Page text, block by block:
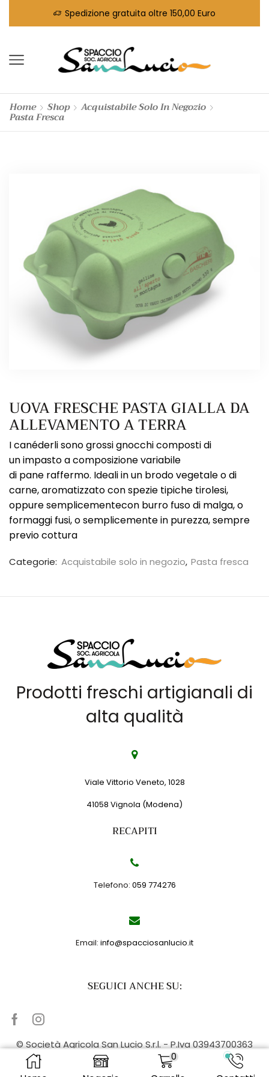
Spedizione gratuita oltre 150,00 Euro
Home Shop Acquistabile Solo In Negozio
Pasta Fresca
UOVA FRESCHE PASTA GIALLA DA
ALLEVAMENTO A TERRA
I canéderli sono grossi gnocchi composti di
un impasto a composizione variabile
di pane raffermo. Ideali in un brodo vegetale o di
carne, aromatizzato con spezie tipiche tirolesi,
oppure semplicementecon burro fuso di malga, o
formaggi fusi, o semplicemente in purezza, sempre
previo cottura
Categorie: Acquistabile solo in negozio, Pasta fresca
Prodotti freschi artigianali di
alta qualità
Viale Vittorio Veneto, 1028
41058 Vignola (Modena)
RECAPITI
Telefono: 059 774276
Email: info@spacciosanlucio.it
SEGUICI ANCHE SU:
Facebook
Instagram
© Società Agricola San Lucio S.r.l. - P.Iva 03943700363
Contatti Privacy
0